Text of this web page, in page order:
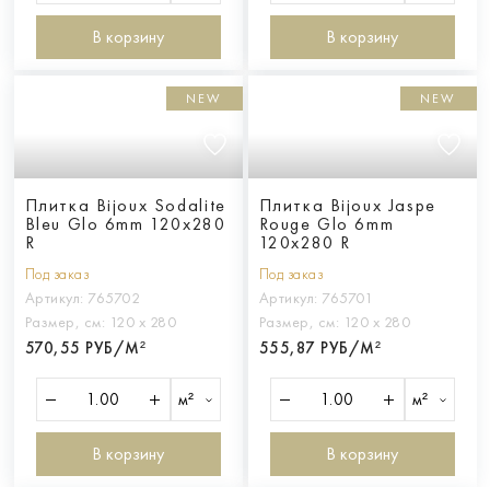
В корзину В корзину
NEW
Плитка Bijoux Sodalite
Bleu Glo 6mm 120x280
R
Под заказ
Артикул: 765702
Размер, см: 120 х 280
570,55 РУБ/М²
м²
В корзину
NEW
Плитка Bijoux Jaspe
Rouge Glo 6mm
120x280 R
Под заказ
Артикул: 765701
Размер, см: 120 х 280
555,87 РУБ/М²
м²
В корзину